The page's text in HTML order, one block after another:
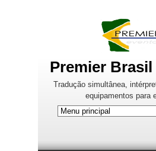
Premier
Tradução simultânea,
equipamentos para